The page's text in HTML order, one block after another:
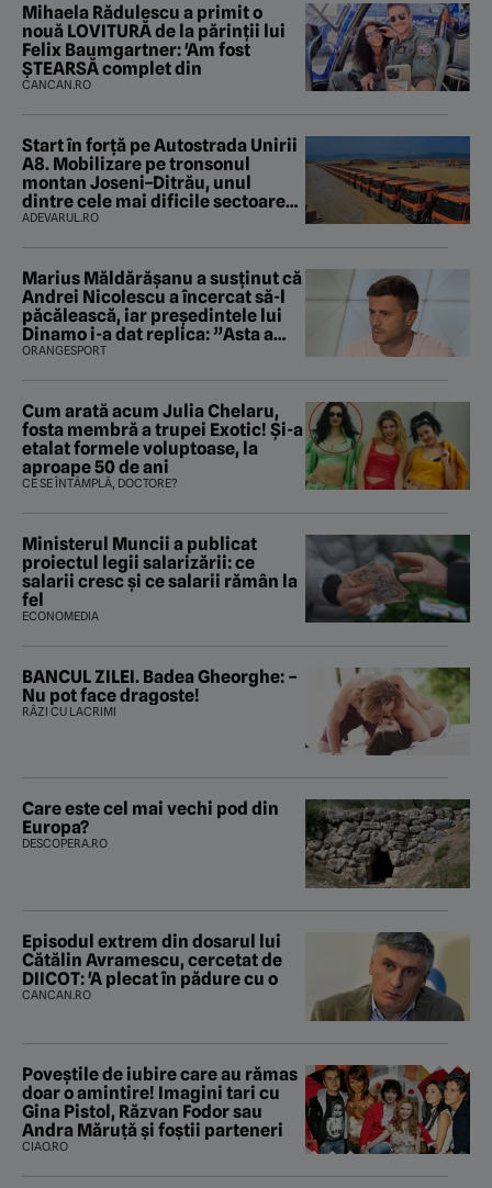
Mihaela Rădulescu a primit o
nouă LOVITURĂ de la părinții lui
Felix Baumgartner: 'Am fost
ȘTEARSĂ complet din
CANCAN.RO
Start în forță pe Autostrada Unirii
A8. Mobilizare pe tronsonul
montan Joseni–Ditrău, unul
dintre cele mai dificile sectoare
care traversează Carpații
ADEVARUL.RO
Marius Măldărăşanu a susţinut că
Andrei Nicolescu a încercat să-l
păcălească, iar preşedintele lui
Dinamo i-a dat replica: ”Asta a
fost istoria”
ORANGESPORT
Cum arată acum Julia Chelaru,
fosta membră a trupei Exotic! Și-a
etalat formele voluptoase, la
aproape 50 de ani
CE SE ÎNTÂMPLĂ, DOCTORE?
Ministerul Muncii a publicat
proiectul legii salarizării: ce
salarii cresc și ce salarii rămân la
fel
ECONOMEDIA
BANCUL ZILEI. Badea Gheorghe: –
Nu pot face dragoste!
RÂZI CU LACRIMI
Care este cel mai vechi pod din
Europa?
DESCOPERA.RO
Episodul extrem din dosarul lui
Cătălin Avramescu, cercetat de
DIICOT: 'A plecat în pădure cu o
CANCAN.RO
Poveştile de iubire care au rămas
doar o amintire! Imagini tari cu
Gina Pistol, Răzvan Fodor sau
Andra Măruţă şi foştii parteneri
CIAO.RO